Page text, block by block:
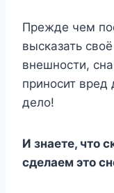
Прежде чем
высказать
внешности,
приносит вред
дело!
И знаете, что
сделаем это